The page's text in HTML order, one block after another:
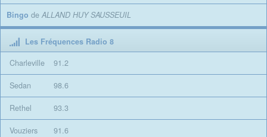
Bingo de ALLAND HUY SAUSSEUIL
Les Fréquences Radio 8
Charleville
91.2
Sedan 98.6
Rethel 93.3
Vouziers 91.6